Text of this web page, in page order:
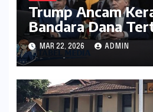
Trump Ancam
Bandara Dana
MAR 22, 2026 ADMIN